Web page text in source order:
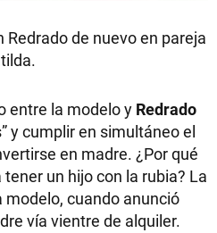
de nuevo en pareja
entre la modelo y Redrado
y cumplir en simultáneo el
en madre. ¿Por qué
un hijo con la rubia? La
cuando anunció
vía vientre de alquiler.